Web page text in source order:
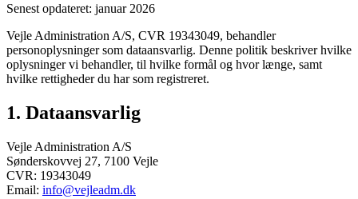
Senest opdateret: januar 2026
Vejle Administration A/S, CVR 19343049, behandler
personoplysninger som dataansvarlig. Denne politik beskriver hvilke
oplysninger vi behandler, til hvilke formål og hvor længe, samt
hvilke rettigheder du har som registreret.
1. Dataansvarlig
Vejle Administration A/S
Sønderskovvej 27, 7100 Vejle
CVR: 19343049
Email: info@vejleadm.dk